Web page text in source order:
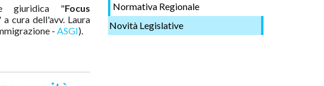
giuridica "Focus
a cura dell'avv. Laura
- ASGI).
Normativa Regionale
Novità Legislative